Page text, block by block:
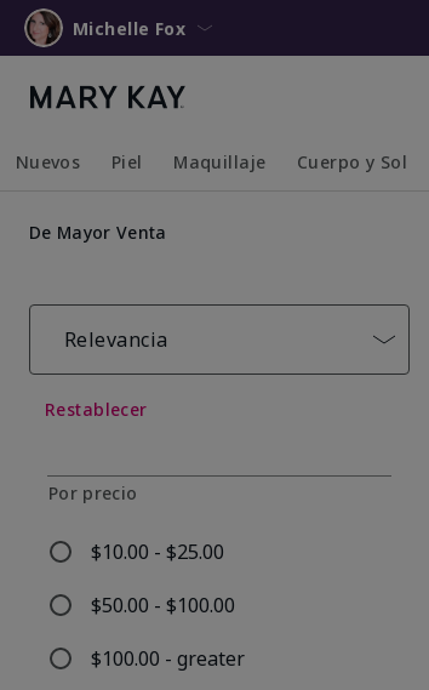
Michelle Fox
Nuevos Piel Maquillaje Cuerpo y Sol
De Mayor Venta
Relevancia
Restablecer
Por precio
$10.00 - $25.00
Refinar por Por precio: $10.00 - $25.00
$50.00 - $100.00
Refinar por Por precio: $50.00 - $100.00
$100.00 - greater
Refinar por Por precio: $100.00 - greater